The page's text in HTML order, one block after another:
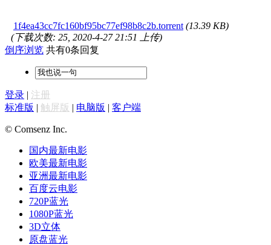
1f4ea43cc7fc160bf95bc77ef98b8c2b.torrent (13.39 KB)
(下载次数: 25, 2020-4-27 21:51 上传)
倒序浏览 共有0条回复
登录 | 注册
标准版 | 触屏版 | 电脑版 | 客户端
© Comsenz Inc.
国内最新电影
欧美最新电影
亚洲最新电影
百度云电影
720P蓝光
1080P蓝光
3D立体
原盘蓝光